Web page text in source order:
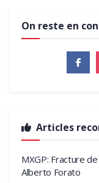
On reste en
Articles
MXGP: Fracture
Alberto Forato